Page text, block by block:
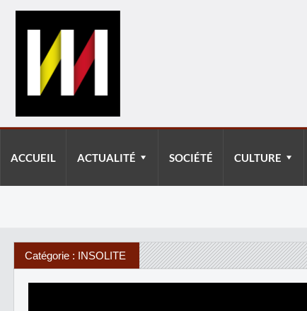
ACCUEIL ACTUALITÉ SOCIÉTÉ CULTURE
Catégorie : INSOLITE